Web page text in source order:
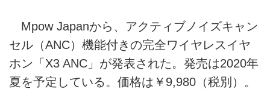
Mpow Japanから、アクティブノイズキャン
セル（ANC）機能付きの完全ワイヤレスイヤ
ホン「X3 ANC」が発表された。発売は2020年
夏を予定している。価格は￥9,980（税別）。